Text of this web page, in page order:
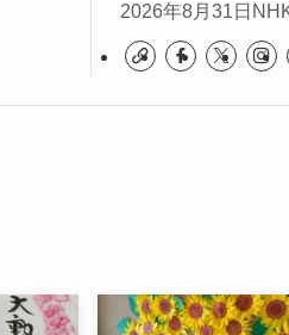
2026年8月31日